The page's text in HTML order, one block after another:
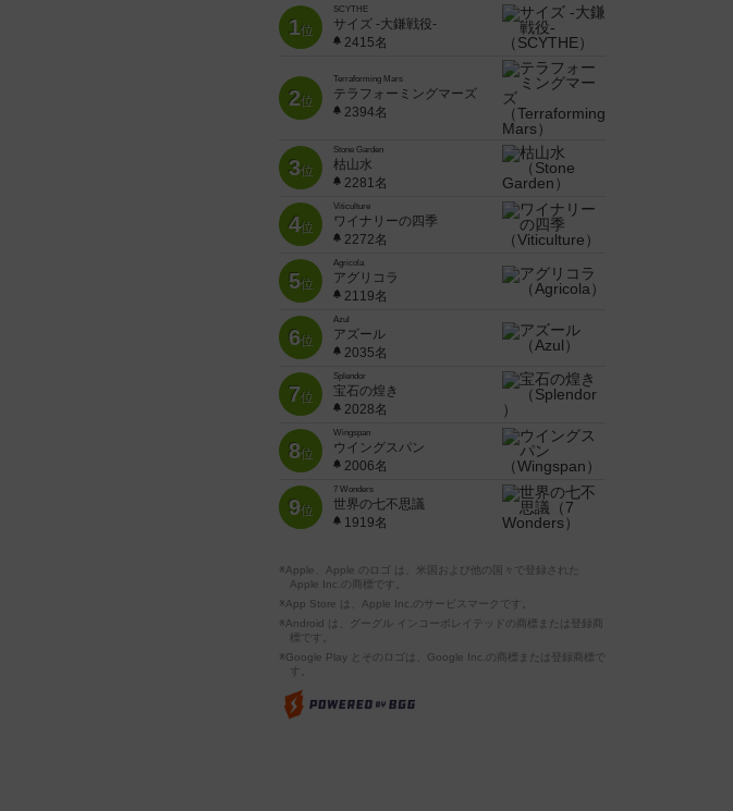
1位
SCYTHE
サイズ -大鎌戦役-
2415名
2位
Terraforming Mars
テラフォーミングマーズ
2394名
3位
Stone Garden
枯山水
2281名
4位
Viticulture
ワイナリーの四季
2272名
5位
Agricola
アグリコラ
2119名
6位
Azul
アズール
2035名
7位
Splendor
宝石の煌き
2028名
8位
Wingspan
ウイングスパン
2006名
9位
7 Wonders
世界の七不思議
1919名
※Apple、Apple のロゴ は、米国および他の国々で登録された
Apple Inc.の商標です。
※App Store は、Apple Inc.のサービスマークです。
※Android は、グーグル インコーポレイテッドの商標または登録商
標です。
※Google Play とそのロゴは、Google Inc.の商標または登録商標で
す。